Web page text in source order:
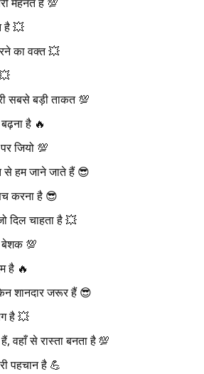
है 💥
का वक्त 💥
सबसे बड़ी ताकत 💯
है 🔥
जियो 💯
से हम जाने जाते हैं 😎
करना है 😎
दिल चाहता है 💥
बेशक 💯
है 🔥
शानदार जरूर हैं 😎
है 💥
वहाँ से रास्ता बनता है 💯
पहचान है 💪